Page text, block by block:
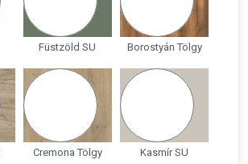
Füstzöld SU Borostyán Tölgy
Cremona Tölgy Kasmír SU